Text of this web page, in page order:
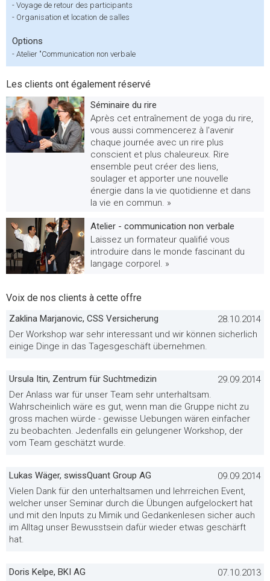
- Voyage de retour des participants
- Organisation et location de salles
Options
- Atelier "Communication non verbale
Les clients ont également réservé
Séminaire du rire
Après cet entraînement de yoga du rire,
vous aussi commencerez à l'avenir
chaque journée avec un rire plus
conscient et plus chaleureux. Rire
ensemble peut créer des liens,
soulager et apporter une nouvelle
énergie dans la vie quotidienne et dans
la vie en commun. »
Atelier - communication non verbale
Laissez un formateur qualifié vous
introduire dans le monde fascinant du
langage corporel. »
Voix de nos clients à cette offre
Zaklina Marjanovic, CSS Versicherung
28.10.2014
Der Workshop war sehr interessant und wir können sicherlich
einige Dinge in das Tagesgeschäft übernehmen.
Ursula Itin, Zentrum für Suchtmedizin
29.09.2014
Der Anlass war für unser Team sehr unterhaltsam.
Wahrscheinlich wäre es gut, wenn man die Gruppe nicht zu
gross machen würde - gewisse Uebungen wären einfacher
zu beobachten. Jedenfalls ein gelungener Workshop, der
vom Team geschätzt wurde.
Lukas Wäger, swissQuant Group AG
09.09.2014
Vielen Dank für den unterhaltsamen und lehrreichen Event,
welcher unser Seminar durch die Übungen aufgelockert hat
und mit den Inputs zu Mimik und Gedankenlesen sicher auch
im Alltag unser Bewusstsein dafür wieder etwas geschärft
hat.
Doris Kelpe, BKI AG
07.10.2013